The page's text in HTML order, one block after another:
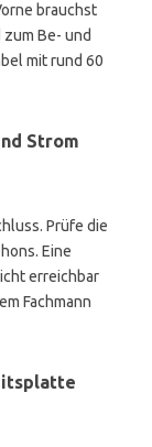
brauchst
Be- und
mit rund 60
Strom
Prüfe die
Eine
erreichbar
Fachmann